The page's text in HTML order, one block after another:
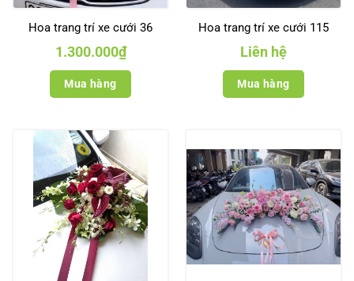
Hoa trang trí xe cưới 36
1.300.000₫
Mua hàng
Hoa trang trí xe cưới 115
Liên hệ
Mua hàng